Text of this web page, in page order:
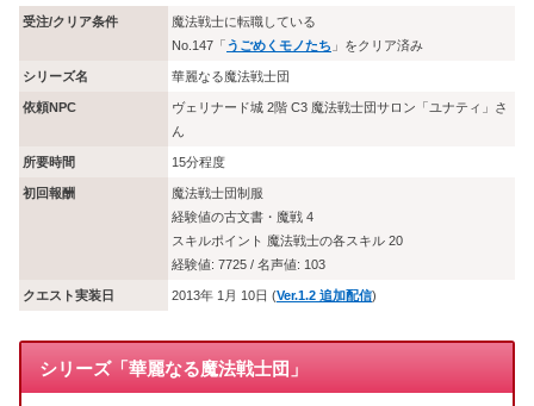
受注/クリア条件
魔法戦士に転職している
No.147「うごめくモノたち 」をクリア済み
シリーズ名 華麗なる魔法戦士団
依頼NPC
ヴェリナード城 2階 C3 魔法戦士団サロン「ユナティ」さ
ん
所要時間 15分程度
初回報酬
魔法戦士団制服
経験値の古文書・魔戦 4
スキルポイント 魔法戦士の各スキル 20
経験値: 7725 / 名声値: 103
クエスト実装日 2013年 1月 10日 (Ver.1.2 追加配信)
シリーズ「華麗なる魔法戦士団」